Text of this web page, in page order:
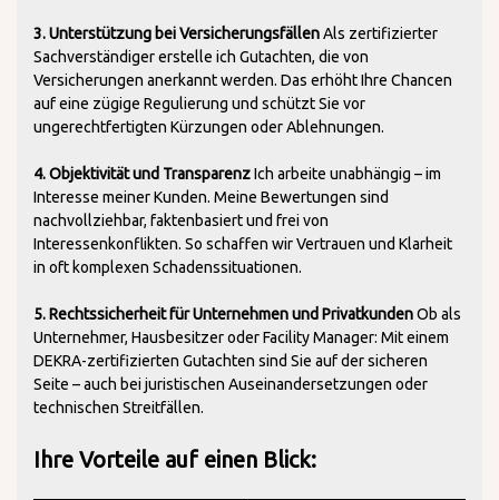
3. Unterstützung bei VersicherungsfällenAls zertifizierter
Sachverständiger erstelle ich Gutachten, die von
Versicherungen anerkannt werden. Das erhöht Ihre Chancen
auf eine zügige Regulierung und schützt Sie vor
ungerechtfertigten Kürzungen oder Ablehnungen.
4. Objektivität und TransparenzIch arbeite unabhängig – im
Interesse meiner Kunden. Meine Bewertungen sind
nachvollziehbar, faktenbasiert und frei von
Interessenkonflikten. So schaffen wir Vertrauen und Klarheit
in oft komplexen Schadenssituationen.
5. Rechtssicherheit für Unternehmen und PrivatkundenOb als
Unternehmer, Hausbesitzer oder Facility Manager: Mit einem
DEKRA-zertifizierten Gutachten sind Sie auf der sicheren
Seite – auch bei juristischen Auseinandersetzungen oder
technischen Streitfällen.
Ihre Vorteile auf einen Blick: